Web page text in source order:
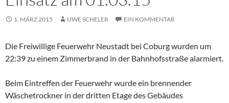
1. MÄRZ 2015 UWE SCHELER EIN KOMMENTAR
Die Freiwillige Feuerwehr Neustadt bei Coburg wurden um
22:39 zu einem Zimmerbrand in der Bahnhofsstraße alarmiert.
Beim Eintreffen der Feuerwehr wurde ein brennender
Wäschetrockner in der dritten Etage des Gebäudes